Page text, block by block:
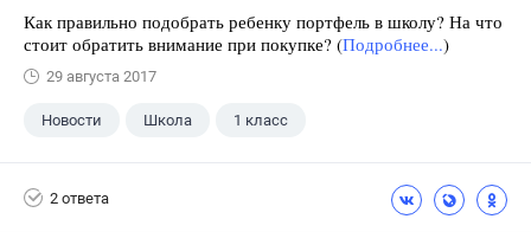
Как правильно подобрать ребенку портфель в школу? На что
стоит обратить внимание при покупке? (Подробнее...)
29 августа 2017
Новости Школа 1 класс
2 ответа